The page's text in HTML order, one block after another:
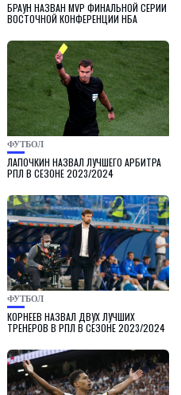
БРАУН НАЗВАН MVP ФИНАЛЬНОЙ СЕРИИ
ВОСТОЧНОЙ КОНФЕРЕНЦИИ НБА
ФУТБОЛ
ЛАПОЧКИН НАЗВАЛ ЛУЧШЕГО АРБИТРА
РПЛ В СЕЗОНЕ 2023/2024
ФУТБОЛ
КОРНЕЕВ НАЗВАЛ ДВУХ ЛУЧШИХ
ТРЕНЕРОВ В РПЛ В СЕЗОНЕ 2023/2024